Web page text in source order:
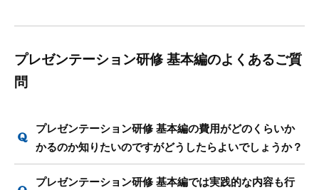
プレゼンテーション研修 基本編のよくあるご質
問
プレゼンテーション研修 基本編の費用がどのくらいか
かるのか知りたいのですがどうしたらよいでしょうか？
プレゼンテーション研修 基本編では実践的な内容も行